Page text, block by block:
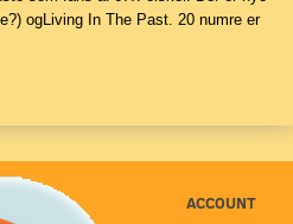
ogLiving In The Past. 20 numre er
ACCOUNT